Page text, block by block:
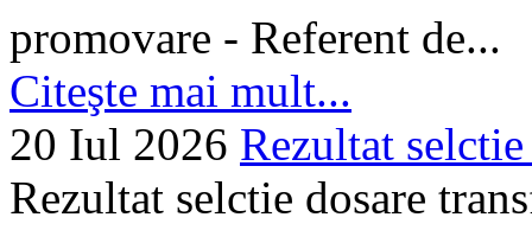
promovare - Referent de...
Citeşte mai mult...
20 Iul 2026 Rezultat
Rezultat selctie dosare